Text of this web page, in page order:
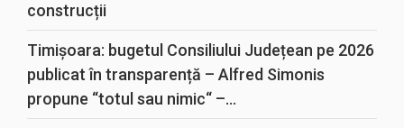
construcții
Timișoara: bugetul Consiliului Județean pe 2026
publicat în transparență – Alfred Simonis
propune “totul sau nimic“ –...